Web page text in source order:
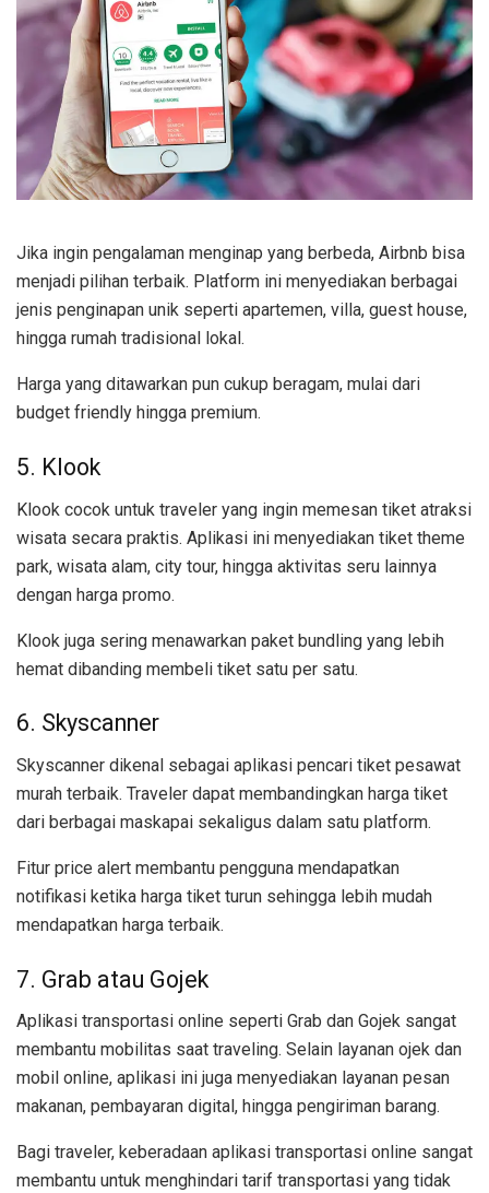
Jika ingin pengalaman menginap yang berbeda, Airbnb bisa
menjadi pilihan terbaik. Platform ini menyediakan berbagai
jenis penginapan unik seperti apartemen, villa, guest house,
hingga rumah tradisional lokal.
Harga yang ditawarkan pun cukup beragam, mulai dari
budget friendly hingga premium.
5. Klook
Klook cocok untuk traveler yang ingin memesan tiket atraksi
wisata secara praktis. Aplikasi ini menyediakan tiket theme
park, wisata alam, city tour, hingga aktivitas seru lainnya
dengan harga promo.
Klook juga sering menawarkan paket bundling yang lebih
hemat dibanding membeli tiket satu per satu.
6. Skyscanner
Skyscanner dikenal sebagai aplikasi pencari tiket pesawat
murah terbaik. Traveler dapat membandingkan harga tiket
dari berbagai maskapai sekaligus dalam satu platform.
Fitur price alert membantu pengguna mendapatkan
notifikasi ketika harga tiket turun sehingga lebih mudah
mendapatkan harga terbaik.
7. Grab atau Gojek
Aplikasi transportasi online seperti Grab dan Gojek sangat
membantu mobilitas saat traveling. Selain layanan ojek dan
mobil online, aplikasi ini juga menyediakan layanan pesan
makanan, pembayaran digital, hingga pengiriman barang.
Bagi traveler, keberadaan aplikasi transportasi online sangat
membantu untuk menghindari tarif transportasi yang tidak